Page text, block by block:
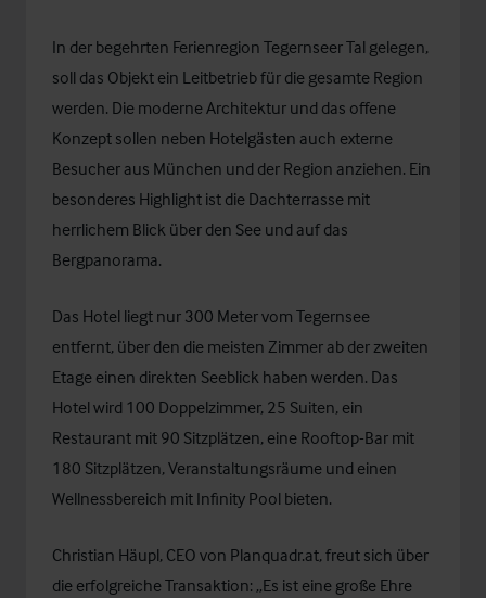
In der begehrten Ferienregion Tegernseer Tal gelegen,
soll das Objekt ein Leitbetrieb für die gesamte Region
werden. Die moderne Architektur und das offene
Konzept sollen neben Hotelgästen auch externe
Besucher aus München und der Region anziehen. Ein
besonderes Highlight ist die Dachterrasse mit
herrlichem Blick über den See und auf das
Bergpanorama.
Das Hotel liegt nur 300 Meter vom Tegernsee
entfernt, über den die meisten Zimmer ab der zweiten
Etage einen direkten Seeblick haben werden. Das
Hotel wird 100 Doppelzimmer, 25 Suiten, ein
Restaurant mit 90 Sitzplätzen, eine Rooftop-Bar mit
180 Sitzplätzen, Veranstaltungsräume und einen
Wellnessbereich mit Infinity Pool bieten.
Christian Häupl, CEO von Planquadr.at, freut sich über
die erfolgreiche Transaktion: „Es ist eine große Ehre